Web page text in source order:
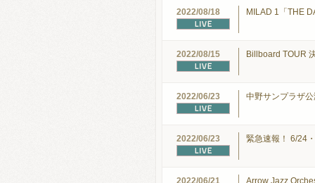
2022/08/18 MILAD 1「THE
2022/08/15 Billboard TOUR
2022/06/23 中野サンプラザ
2022/06/23 緊急速報！ 6/24
2022/06/21 Arrow Jazz